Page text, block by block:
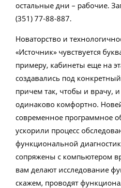
остальные дни – рабочие.
(351) 77-88-887.
Новаторство и
«Источник» чувствуется
примеру, кабинеты еще на
создавались под
причем так, чтобы и врачу,
одинаково комфортно.
современное программное
ускорили процесс
функциональной
сопряжены с компьютером
вам делают исследование
скажем, проводят